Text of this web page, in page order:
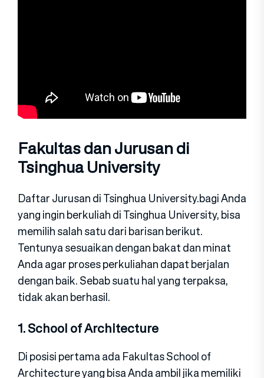
Fakultas dan Jurusan di
Tsinghua University
Daftar Jurusan di Tsinghua University.bagi Anda
yang ingin berkuliah di Tsinghua University, bisa
memilih salah satu dari barisan berikut.
Tentunya sesuaikan dengan bakat dan minat
Anda agar proses perkuliahan dapat berjalan
dengan baik. Sebab suatu hal yang terpaksa,
tidak akan berhasil.
1. School of Architecture
Di posisi pertama ada Fakultas School of
Architecture yang bisa Anda ambil jika memiliki